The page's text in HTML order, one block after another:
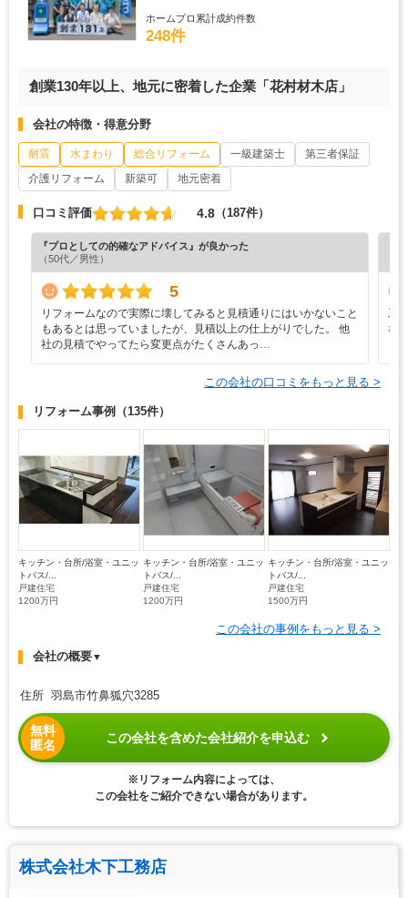
ホームプロ累計成約件数
248件
創業130年以上、地元に密着した企業「花村材木店」
会社の特徴・得意分野
耐震 水まわり 総合リフォーム 一級建築士
第三者保証
介護リフォーム
新築可 地元密着
口コミ評価 4.8 （187件）
『プロとしての的確なアドバイス』が良かった
（50代／男性）
5
リフォームなので実際に壊してみると見積通りにはいかないこと
もあるとは思っていましたが、見積以上の仕上がりでした。 他
社の見積でやってたら変更点がたくさんあっ…
工
な
この会社の口コミをもっと見る >
リフォーム事例 （135件）
キッチン・台所/浴室・ユニッ
トバス/...
戸建住宅
1200万円
キッチン・台所/浴室・ユニッ
トバス/...
戸建住宅
1200万円
キッチン・台所/浴室・ユニッ
トバス/...
戸建住宅
1500万円
この会社の事例をもっと見る >
会社の概要▼
住所 羽島市竹鼻狐穴3285
無料
匿名
この会社を含めた会社紹介を申込む
※リフォーム内容によっては、
この会社をご紹介できない場合があります。
株式会社木下工務店